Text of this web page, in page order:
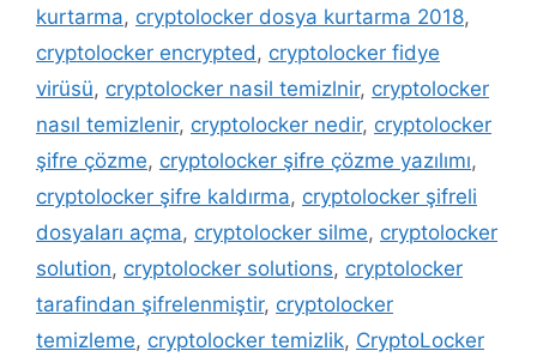
kurtarma, cryptolocker dosya kurtarma 2018,
cryptolocker encrypted, cryptolocker fidye
virüsü, cryptolocker nasil temizlnir, cryptolocker
nasıl temizlenir, cryptolocker nedir, cryptolocker
şifre çözme, cryptolocker şifre çözme yazılımı,
cryptolocker şifre kaldırma, cryptolocker şifreli
dosyaları açma, cryptolocker silme, cryptolocker
solution, cryptolocker solutions, cryptolocker
tarafindan şifrelenmiştir, cryptolocker
temizleme, cryptolocker temizlik, CryptoLocker